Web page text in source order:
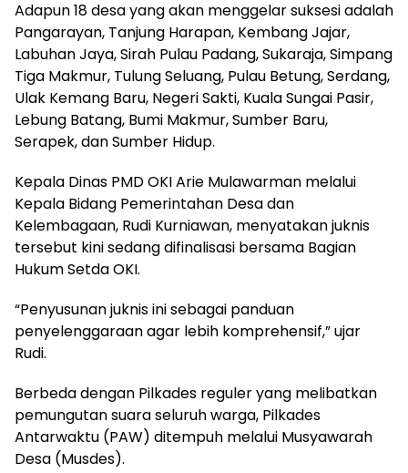
Adapun 18 desa yang akan menggelar suksesi adalah
Pangarayan, Tanjung Harapan, Kembang Jajar,
Labuhan Jaya, Sirah Pulau Padang, Sukaraja, Simpang
Tiga Makmur, Tulung Seluang, Pulau Betung, Serdang,
Ulak Kemang Baru, Negeri Sakti, Kuala Sungai Pasir,
Lebung Batang, Bumi Makmur, Sumber Baru,
Serapek, dan Sumber Hidup.
Kepala Dinas PMD OKI Arie Mulawarman melalui
Kepala Bidang Pemerintahan Desa dan
Kelembagaan, Rudi Kurniawan, menyatakan juknis
tersebut kini sedang difinalisasi bersama Bagian
Hukum Setda OKI.
“Penyusunan juknis ini sebagai panduan
penyelenggaraan agar lebih komprehensif,” ujar
Rudi.
Berbeda dengan Pilkades reguler yang melibatkan
pemungutan suara seluruh warga, Pilkades
Antarwaktu (PAW) ditempuh melalui Musyawarah
Desa (Musdes).